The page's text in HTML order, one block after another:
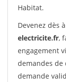
Habitat.
Devenez dès
electricite.fr,
engagement
demandes de
demande